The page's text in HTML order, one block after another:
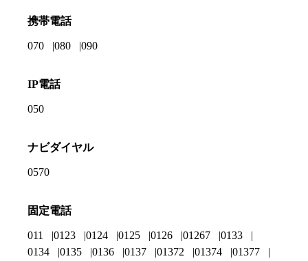
携帯電話
070 080 090
IP電話
050
ナビダイヤル
0570
固定電話
011 0123 0124 0125 0126 01267
0133
0134
0135 0136 0137 01372 01374
01377